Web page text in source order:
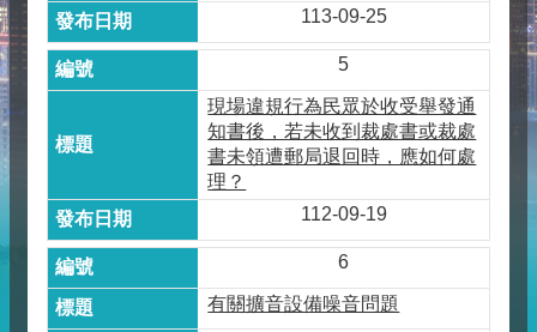
113-09-25
5
現場違規行為民眾於收受舉發通
知書後，若未收到裁處書或裁處
書未領遭郵局退回時，應如何處
理？
112-09-19
6
有關擴音設備噪音問題